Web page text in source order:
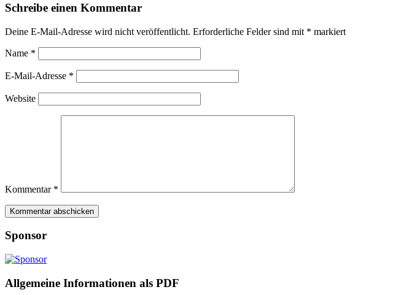
Schreibe einen Kommentar
Deine E-Mail-Adresse wird nicht veröffentlicht. Erforderliche Felder sind mit * markiert
Name *
E-Mail-Adresse *
Website
Kommentar *
Sponsor
Allgemeine Informationen als PDF